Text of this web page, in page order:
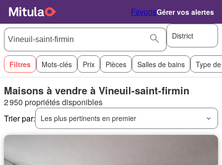
FavorisGérer vos alertes
District
Filtres Mots-clés Prix Pièces Salles de bains Type
Maisons à vendre à Vineuil-saint-firmin
2 950 propriétés disponibles
Trier par:
Les plus pertinents en premier